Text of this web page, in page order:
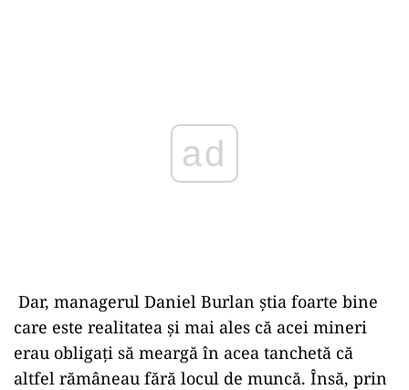
Dar, managerul Daniel Burlan știa foarte bine
care este realitatea și mai ales că acei mineri
erau obligați să meargă în acea tanchetă că
altfel rămâneau fără locul de muncă. Însă, prin